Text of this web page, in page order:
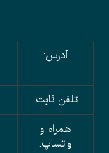
آدرس:
تلفن ثابت:
همراه و
واتساپ: